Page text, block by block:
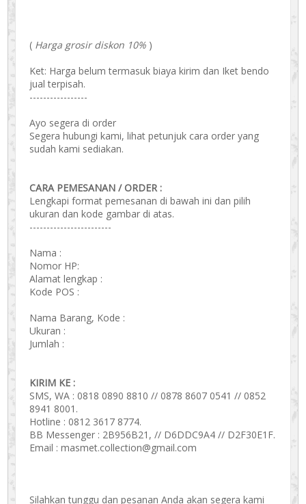
( Harga grosir diskon 10% )
Ket: Harga belum termasuk biaya kirim dan Iket bendo
jual terpisah.
-----------------
Ayo segera di order
Segera hubungi kami, lihat petunjuk cara order yang
sudah kami sediakan.
CARA PEMESANAN / ORDER :
Lengkapi format pemesanan di bawah ini dan pilih
ukuran dan kode gambar di atas.
------------------------
Nama :
Nomor HP:
Alamat lengkap :
Kode POS :
Nama Barang, Kode :
Ukuran :
Jumlah :
KIRIM KE :
SMS, WA : 0818 0890 8810 // 0878 8607 0541 // 0852
8941 8001.
Hotline : 0812 3617 8774.
BB Messenger : 2B956B21, // D6DDC9A4 // D2F30E1F.
Email : masmet.collection@gmail.com
Silahkan tunggu dan pesanan Anda akan segera kami